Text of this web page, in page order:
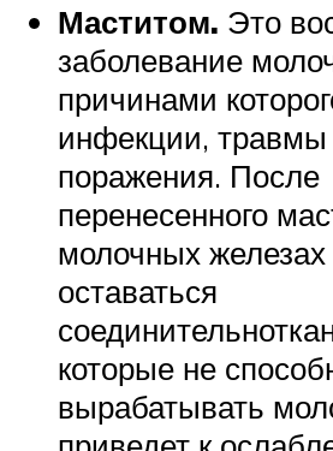
Маститом. Это
заболевание
причинами
инфекции, травмы
поражения. После
перенесенного
молочных железах
оставаться
которые не
вырабатывать